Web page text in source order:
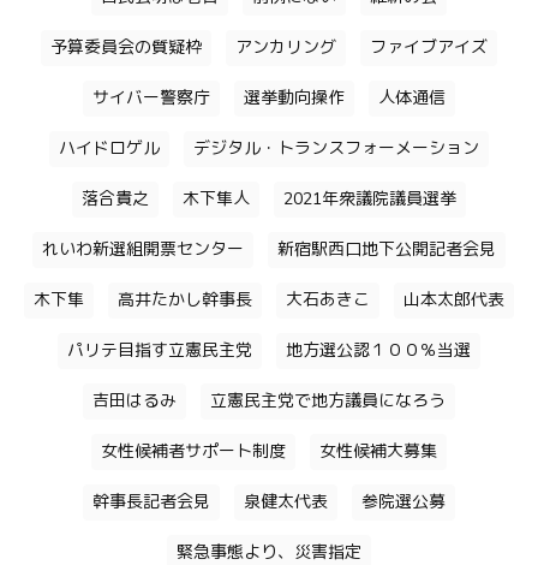
予算委員会の質疑枠 アンカリング ファイブアイズ
サイバー警察庁 選挙動向操作 人体通信
ハイドロゲル デジタル・トランスフォーメーション
落合貴之 木下隼人 2021年衆議院議員選挙
れいわ新選組開票センター 新宿駅西口地下公開記者会見
木下隼 高井たかし幹事長 大石あきこ 山本太郎代表
パリテ目指す立憲民主党 地方選公認１００％当選
吉田はるみ 立憲民主党で地方議員になろう
女性候補者サポート制度 女性候補大募集
幹事長記者会見 泉健太代表 参院選公募
緊急事態より、災害指定